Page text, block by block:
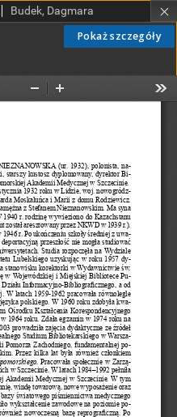
Pokaż szczegóły
Budek, Dagmara